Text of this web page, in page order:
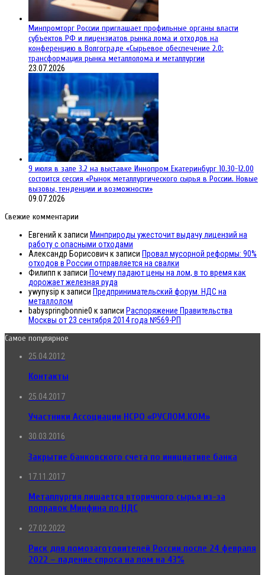
Минпромторг России приглашает профильные органы власти
субъектов РФ и лицензиатов рынка лома и отходов на
конференцию в Волгограде «Сырьевое обеспечение 2.0:
трансформация рынка металлолома и металлургии
23.07.2026
9 июля в зале 3.2 на выставке Иннопром Екатеринбург 10.30-12.00
состоится сессия «Рынок металлургического сырья в России. Новые
вызовы, тенденции и возможности»
09.07.2026
Свежие комментарии
Евгений к записи Минприроды ужесточит выдачу лицензий на
работу с опасными отходами
Александр Борисович к записи Провал мусорной реформы: 90%
отходов в России отправляется на свалки
Филипп к записи Почему падают цены на лом, в то время как
дорожает железная руда
ywynysip к записи Предпринимательский форум. НДС на
металлолом
babyspringbonnie0 к записи Распоряжение Правительства
Москвы от 23 сентября 2014 года №569-РП
Самое популярное
25.04.2012
Контакты
25.04.2017
Участники Ассоциации НСРО «РУСЛОМ.КОМ»
30.03.2016
Закрытие банковского счета по инициативе банка
17.11.2017
Металлургия лишается вторичного сырья из-за
поправок Минфина по НДС
27.02.2022
Риск для ломозаготовителей России после 24 февраля
2022 – падение спроса на лом на 43%